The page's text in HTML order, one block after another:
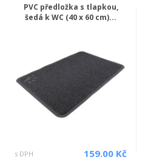
PVC předložka s tlapkou,
šedá k WC (40 x 60 cm)...
s DPH 159.00 Kč